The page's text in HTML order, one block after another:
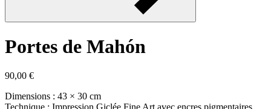
Portes de Mahón
90,00 €
Dimensions : 43 × 30 cm